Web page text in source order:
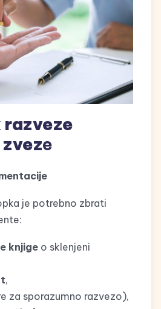
e
je potrebno zbrati
knjige o sklenjeni
,
za sporazumno razvezo),